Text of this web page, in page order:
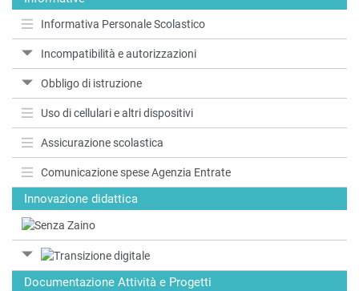
Informativa Personale Scolastico
Incompatibilità e autorizzazioni
Obbligo di istruzione
Uso di cellulari e altri dispositivi
Assicurazione scolastica
Comunicazione spese Agenzia Entrate
Innovazione didattica
Documentazione Attività e Progetti